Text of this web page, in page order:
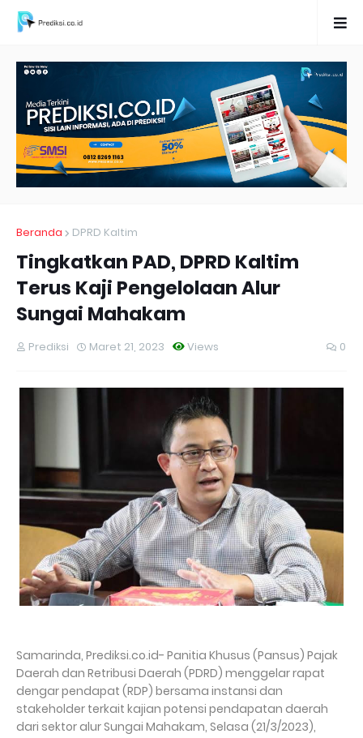
Beranda DPRD Kaltim
Tingkatkan PAD, DPRD Kaltim
Terus Kaji Pengelolaan Alur
Sungai Mahakam
Prediksi Views
Maret 21, 2023 0
Samarinda, Prediksi.co.id- Panitia Khusus (Pansus) Pajak
Daerah dan Retribusi Daerah (PDRD) menggelar rapat
dengar pendapat (RDP) bersama instansi dan
stakeholder terkait kajian potensi pendapatan daerah
dari sektor alur Sungai Mahakam, Selasa (21/3/2023),